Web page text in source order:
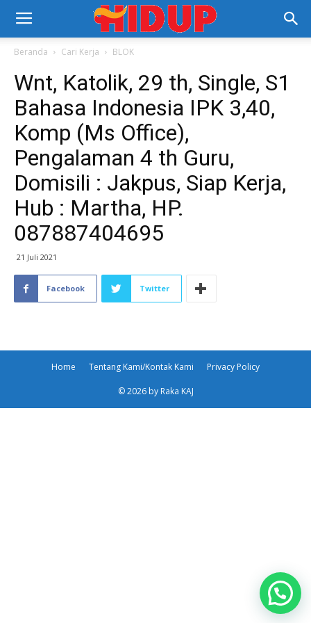
Beranda Cari Kerja BLOK
Wnt, Katolik, 29 th, Single, S1
Bahasa Indonesia IPK 3,40,
Komp (Ms Office),
Pengalaman 4 th Guru,
Domisili : Jakpus, Siap Kerja,
Hub : Martha, HP.
087887404695
21 Juli 2021
Facebook Twitter
Home Tentang Kami/Kontak Kami Privacy Policy
© 2026 by Raka KAJ